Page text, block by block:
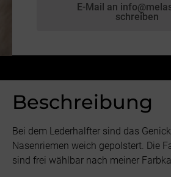
E-Mail an
schreiben
Beschreibung
Bei dem Lederhalfter sind das
Nasenriemen weich gepolstert. Die
sind frei wählbar nach meiner